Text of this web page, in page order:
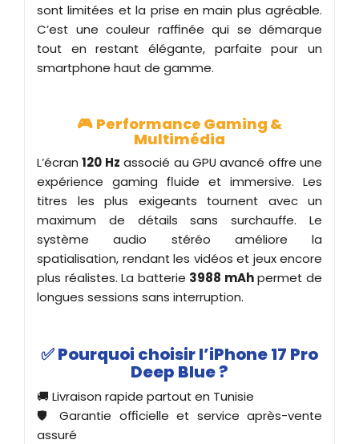
sont limitées et la prise en main plus agréable.
C’est une couleur raffinée qui se démarque
tout en restant élégante, parfaite pour un
smartphone haut de gamme.
🎮 Performance Gaming &
Multimédia
L’écran120 Hz associé au GPU avancé offre une
expérience gaming fluide et immersive. Les
titres les plus exigeants tournent avec un
maximum de détails sans surchauffe. Le
système audio stéréo améliore la
spatialisation, rendant les vidéos et jeux encore
plus réalistes. La batterie 3988 mAhpermet de
longues sessions sans interruption.
✅Pourquoi choisir l’iPhone 17 Pro
Deep Blue ?
🚚 Livraison rapide partout en Tunisie
🛡️ Garantie officielle et service après-vente
assuré